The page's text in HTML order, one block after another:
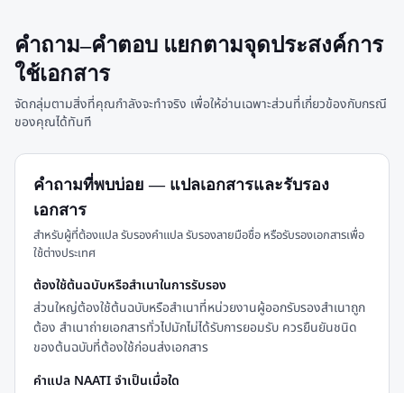
คำถาม–คำตอบ แยกตามจุดประสงค์การ
ใช้เอกสาร
จัดกลุ่มตามสิ่งที่คุณกำลังจะทำจริง เพื่อให้อ่านเฉพาะส่วนที่เกี่ยวข้องกับกรณี
ของคุณได้ทันที
คำถามที่พบบ่อย — แปลเอกสารและรับรอง
เอกสาร
สำหรับผู้ที่ต้องแปล รับรองคำแปล รับรองลายมือชื่อ หรือรับรองเอกสารเพื่อ
ใช้ต่างประเทศ
ต้องใช้ต้นฉบับหรือสำเนาในการรับรอง
ส่วนใหญ่ต้องใช้ต้นฉบับหรือสำเนาที่หน่วยงานผู้ออกรับรองสำเนาถูก
ต้อง สำเนาถ่ายเอกสารทั่วไปมักไม่ได้รับการยอมรับ ควรยืนยันชนิด
ของต้นฉบับที่ต้องใช้ก่อนส่งเอกสาร
คำแปล NAATI จำเป็นเมื่อใด